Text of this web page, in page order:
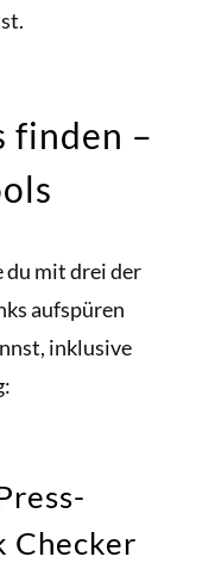
finden –
du mit drei der
aufspüren
inklusive
Checker